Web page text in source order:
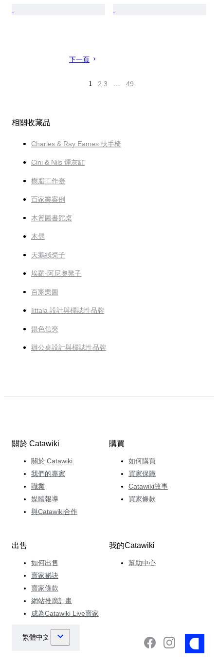
下一頁
1 2 3 … 49
相關收藏品
Charles & Ray Eames 扶手椅
Cini & Nils 煙灰缸
樹脂工作臺
百家樂案例
木質圖書館桌
木偶
天鵝絨凳子
埃羅·阿尼奧凳子
百家樂圖
Iittala 設計與標誌性品牌
銀色信夾
辦公桌設計與標誌性品牌
關於 Catawiki
關於 Catawiki
我們的專家
職業
媒體報導
與Catawiki合作
購買
如何購買
買家保障
Catawiki故事
買家條款
出售
如何出售
賣家祕訣
賣家條款
網站推廣計畫
成為Catawiki Live賣家
我的Catawiki
幫助中心